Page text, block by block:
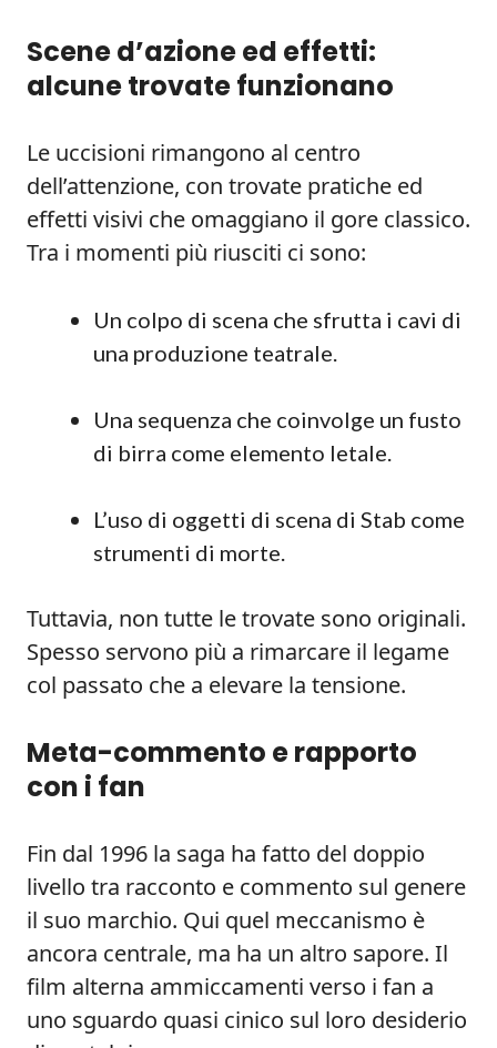
Scene d’azione ed effetti:
alcune trovate funzionano
Le uccisioni rimangono al centro
dell’attenzione, con trovate pratiche ed
effetti visivi che omaggiano il gore classico.
Tra i momenti più riusciti ci sono:
Un colpo di scena che sfrutta i cavi di
una produzione teatrale.
Una sequenza che coinvolge un fusto
di birra come elemento letale.
L’uso di oggetti di scena di Stab come
strumenti di morte.
Tuttavia, non tutte le trovate sono originali.
Spesso servono più a rimarcare il legame
col passato che a elevare la tensione.
Meta-commento e rapporto
con i fan
Fin dal 1996 la saga ha fatto del doppio
livello tra racconto e commento sul genere
il suo marchio. Qui quel meccanismo è
ancora centrale, ma ha un altro sapore. Il
film alterna ammiccamenti verso i fan a
uno sguardo quasi cinico sul loro desiderio